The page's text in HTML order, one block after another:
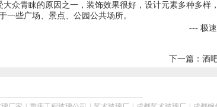
众青睐的原因之一，装饰效果很好，设计元素多种多样
些广场、景点、公园公共场所。
--- 极
下一篇： 酒